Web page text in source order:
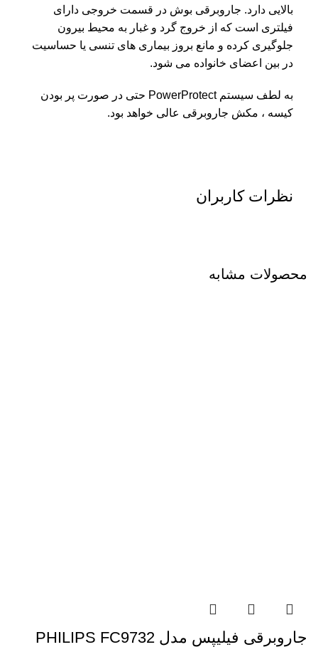
بالایی دارد. جاروبرقی بوش در قسمت خروجی دارای
فیلتری است که از خروج گرد و غبار به محیط بیرون
جلوگیری کرده و مانع بروز بیماری های تنسی یا حساسیت
در بین اعضای خانواده می شود.
به لطف سیستم PowerProtect حتی در صورت پر بودن
کیسه ، مکش جاروبرقی عالی خواهد بود.
نظرات کاربران
محصولات مشابه
جاروبرقی فیلیپس مدل PHILIPS FC9732